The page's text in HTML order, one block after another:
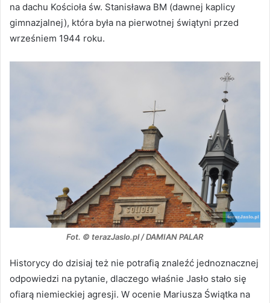
na dachu Kościoła św. Stanisława BM (dawnej kaplicy
gimnazjalnej), która była na pierwotnej świątyni przed
wrześniem 1944 roku.
Fot. © terazJaslo.pl / DAMIAN PALAR
Historycy do dzisiaj też nie potrafią znaleźć jednoznacznej
odpowiedzi na pytanie, dlaczego właśnie Jasło stało się
ofiarą niemieckiej agresji. W ocenie Mariusza Świątka na